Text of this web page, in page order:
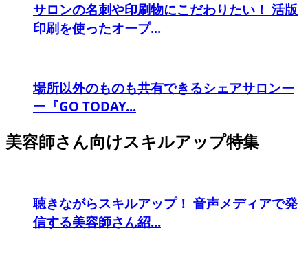
サロンの名刺や印刷物にこだわりたい！ 活版
印刷を使ったオープ...
場所以外のものも共有できるシェアサロンー
ー『GO TODAY...
美容師さん向けスキルアップ特集
聴きながらスキルアップ！ 音声メディアで発
信する美容師さん紹...